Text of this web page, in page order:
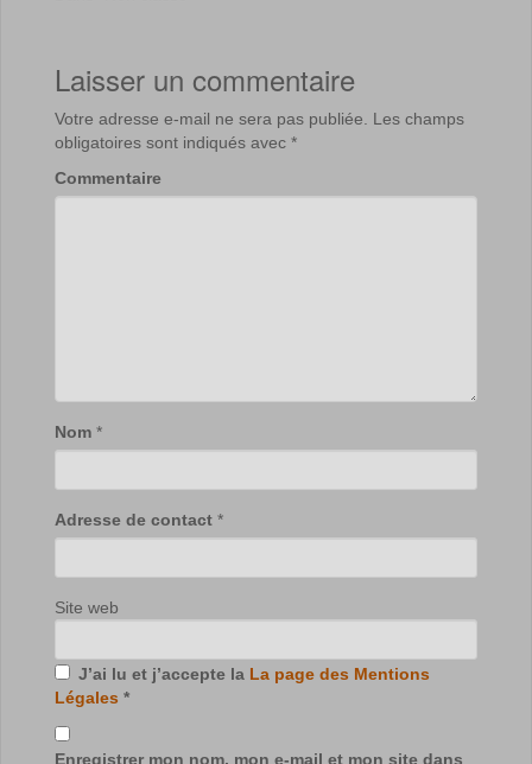
Laisser un commentaire
Votre adresse e-mail ne sera pas publiée.
Les champs
obligatoires sont indiqués avec *
Commentaire
Nom *
Adresse de contact *
Site web
J’ai lu et j’accepte la La page des Mentions
Légales *
Enregistrer mon nom, mon e-mail et mon site dans